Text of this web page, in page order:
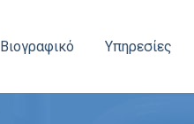
Βιογραφικό Υπηρεσίες